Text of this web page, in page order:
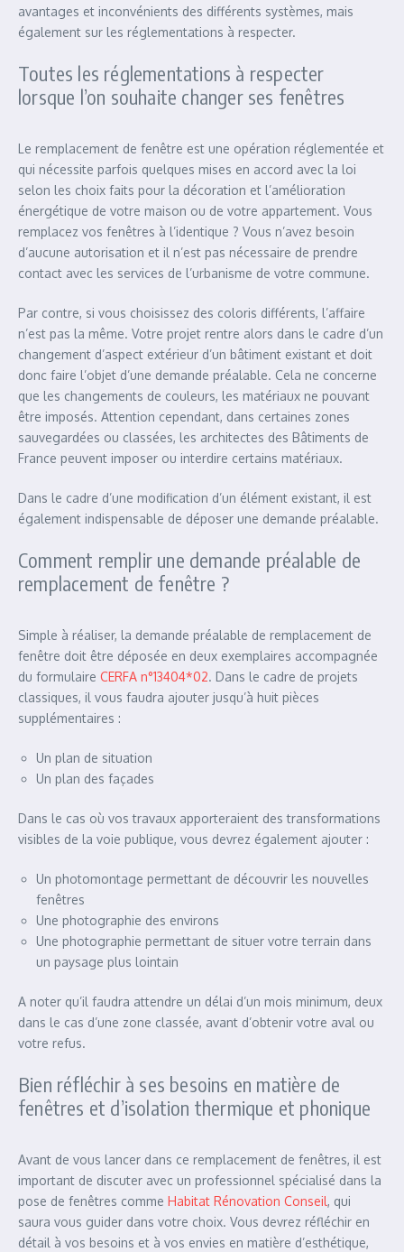
avantages et inconvénients des différents systèmes, mais
également sur les réglementations à respecter.
Toutes les réglementations à respecter
lorsque l’on souhaite changer ses fenêtres
Le remplacement de fenêtre est une opération réglementée et
qui nécessite parfois quelques mises en accord avec la loi
selon les choix faits pour la décoration et l’amélioration
énergétique de votre maison ou de votre appartement. Vous
remplacez vos fenêtres à l’identique ? Vous n’avez besoin
d’aucune autorisation et il n’est pas nécessaire de prendre
contact avec les services de l’urbanisme de votre commune.
Par contre, si vous choisissez des coloris différents, l’affaire
n’est pas la même. Votre projet rentre alors dans le cadre d’un
changement d’aspect extérieur d’un bâtiment existant et doit
donc faire l’objet d’une demande préalable. Cela ne concerne
que les changements de couleurs, les matériaux ne pouvant
être imposés. Attention cependant, dans certaines zones
sauvegardées ou classées, les architectes des Bâtiments de
France peuvent imposer ou interdire certains matériaux.
Dans le cadre d’une modification d’un élément existant, il est
également indispensable de déposer une demande préalable.
Comment remplir une demande préalable de
remplacement de fenêtre ?
Simple à réaliser, la demande préalable de remplacement de
fenêtre doit être déposée en deux exemplaires accompagnée
du formulaire CERFA n°13404*02. Dans le cadre de projets
classiques, il vous faudra ajouter jusqu’à huit pièces
supplémentaires :
Un plan de situation
Un plan des façades
Dans le cas où vos travaux apporteraient des transformations
visibles de la voie publique, vous devrez également ajouter :
Un photomontage permettant de découvrir les nouvelles
fenêtres
Une photographie des environs
Une photographie permettant de situer votre terrain dans
un paysage plus lointain
A noter qu’il faudra attendre un délai d’un mois minimum, deux
dans le cas d’une zone classée, avant d’obtenir votre aval ou
votre refus.
Bien réfléchir à ses besoins en matière de
fenêtres et d’isolation thermique et phonique
Avant de vous lancer dans ce remplacement de fenêtres, il est
important de discuter avec un professionnel spécialisé dans la
pose de fenêtres comme Habitat Rénovation Conseil, qui
saura vous guider dans votre choix. Vous devrez réfléchir en
détail à vos besoins et à vos envies en matière d’esthétique,